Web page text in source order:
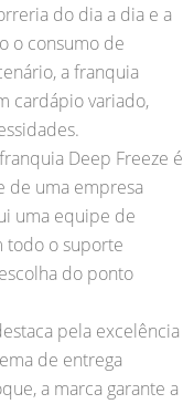
do dia a dia e a
o consumo de
a franquia
cardápio variado,
Deep Freeze é
de uma empresa
uma equipe de
todo o suporte
do ponto
pela excelência
de entrega
a marca garante a